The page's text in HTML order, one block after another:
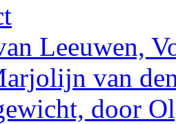
Leeuwen,
van
door